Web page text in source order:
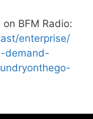
BFM Radio:
enterprise/
demand-